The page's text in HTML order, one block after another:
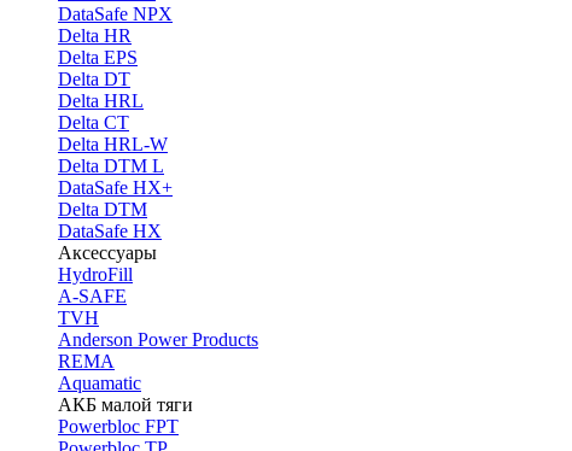
DataSafe NPX
Delta HR
Delta EPS
Delta DT
Delta HRL
Delta CT
Delta HRL-W
Delta DTM L
DataSafe HX+
Delta DTM
DataSafe HX
Аксессуары
HydroFill
A-SAFE
TVH
Anderson Power Products
REMA
Aquamatic
АКБ малой тяги
Powerbloc FPT